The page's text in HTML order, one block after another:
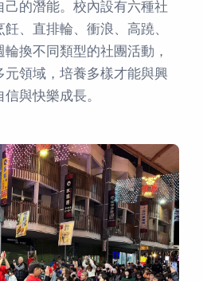
己的潛能。校內設有六種社
、直排輪、衝浪、高蹺、
換不同類型的社團活動，
元領域，培養多樣才能與興
與快樂成長。